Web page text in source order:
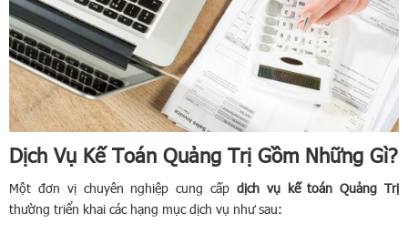
Dịch Vụ Kế Toán Quảng Trị Gồm Những Gì?
Một đơn vị chuyên nghiệp cung cấp dịch vụ kế toán Quảng Trị
thường triển khai các hạng mục dịch vụ như sau: